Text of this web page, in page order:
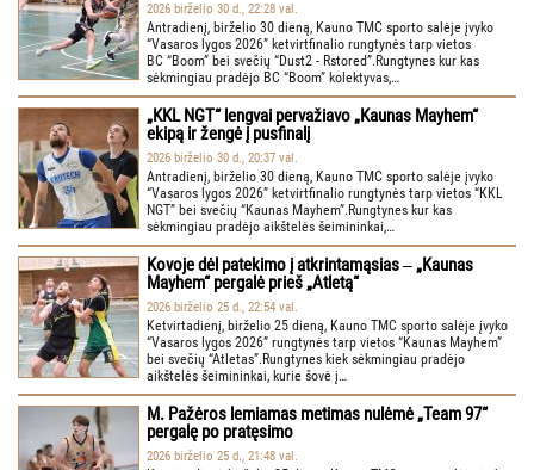
2026 birželio 30 d., 22:28 val.
Antradienį, birželio 30 dieną, Kauno TMC sporto salėje įvyko
“Vasaros lygos 2026” ketvirtfinalio rungtynės tarp vietos
BC “Boom” bei svečių “Dust2 - Rstored”.Rungtynes kur kas
sėkmingiau pradėjo BC “Boom” kolektyvas,…
„KKL NGT“ lengvai pervažiavo „Kaunas Mayhem“
ekipą ir žengė į pusfinalį
2026 birželio 30 d., 20:37 val.
Antradienį, birželio 30 dieną, Kauno TMC sporto salėje įvyko
“Vasaros lygos 2026” ketvirtfinalio rungtynės tarp vietos “KKL
NGT” bei svečių “Kaunas Mayhem”.Rungtynes kur kas
sėkmingiau pradėjo aikštelės šeimininkai,…
Kovoje dėl patekimo į atkrintamąsias ‒ „Kaunas
Mayhem“ pergalė prieš „Atletą“
2026 birželio 25 d., 22:54 val.
Ketvirtadienį, birželio 25 dieną, Kauno TMC sporto salėje įvyko
“Vasaros lygos 2026” rungtynės tarp vietos “Kaunas Mayhem”
bei svečių “Atletas”.Rungtynes kiek sėkmingiau pradėjo
aikštelės šeimininkai, kurie šovė į…
M. Pažėros lemiamas metimas nulėmė „Team 97“
pergalę po pratęsimo
2026 birželio 25 d., 21:48 val.